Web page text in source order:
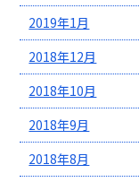
2019年1月
2018年12月
2018年10月
2018年9月
2018年8月